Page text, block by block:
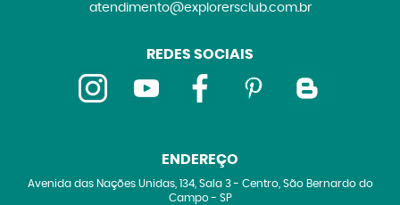
atendimento@explorersclub.com.br
REDES SOCIAIS
ENDEREÇO
Avenida das Nações Unidas, 134, Sala 3- Centro, São Bernardo do
Campo- SP